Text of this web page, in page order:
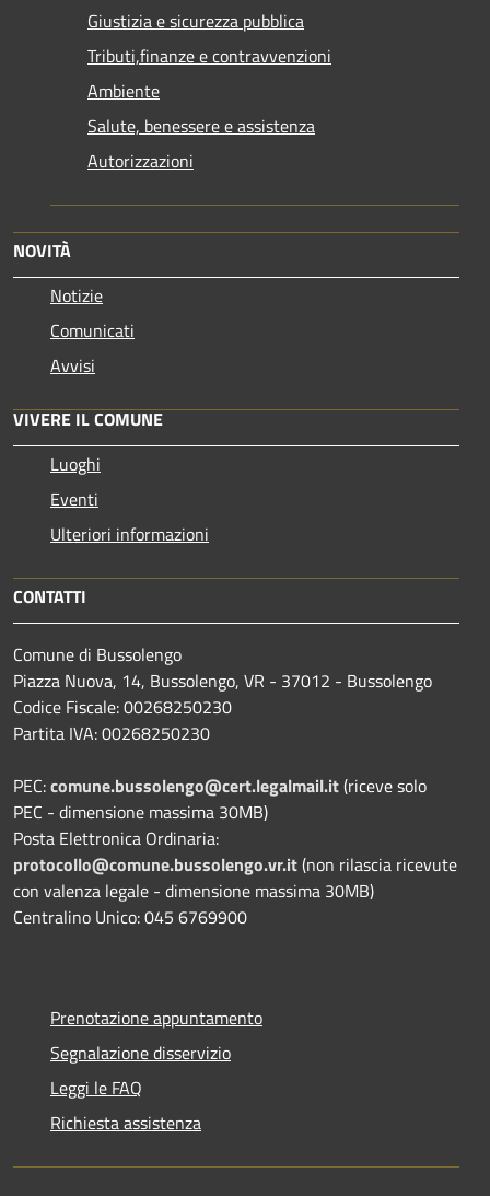
Giustizia e sicurezza pubblica
Tributi,finanze e contravvenzioni
Ambiente
Salute, benessere e assistenza
Autorizzazioni
NOVITÀ
Notizie
Comunicati
Avvisi
VIVERE IL COMUNE
Luoghi
Eventi
Ulteriori informazioni
CONTATTI
Comune di Bussolengo
Piazza Nuova, 14, Bussolengo, VR - 37012 - Bussolengo
Codice Fiscale: 00268250230
Partita IVA: 00268250230
PEC:comune.bussolengo@cert.legalmail.it(riceve solo
PEC - dimensione massima 30MB)
Posta Elettronica Ordinaria:
protocollo@comune.bussolengo.vr.it(non rilascia ricevute
con valenza legale - dimensione massima 30MB)
Centralino Unico: 045 6769900
Prenotazione appuntamento
Segnalazione disservizio
Leggi le FAQ
Richiesta assistenza